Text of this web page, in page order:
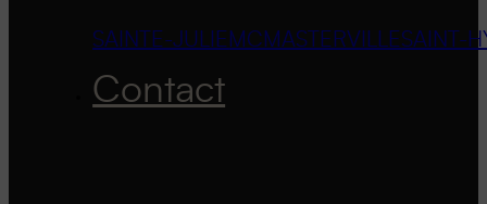
SAINTE-JULIE MCMASTERVILLESAINT-
Contact